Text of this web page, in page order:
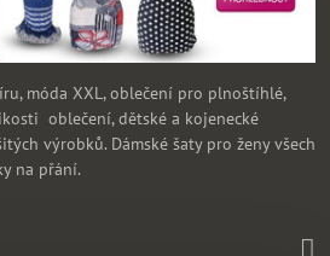
móda XXL, oblečení pro plnoštíhlé,
oblečení, dětské a kojenecké
výrobků. Dámské šaty pro ženy všech
na přání.